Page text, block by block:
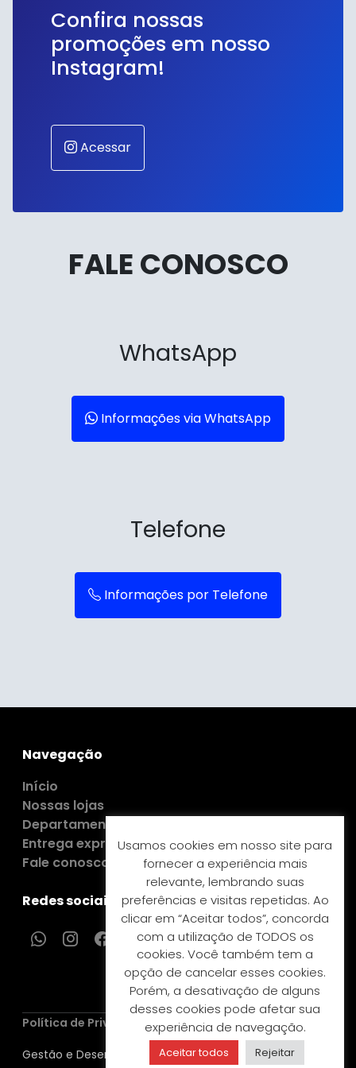
Confira nossas
promoções em nosso
Instagram!
Acessar
FALE CONOSCO
WhatsApp
Informações via WhatsApp
Telefone
Informações por Telefone
Navegação
Início
Nossas lojas
Departamentos
Entrega expressa
Fale conosco
Redes sociais e contatos
Política de Privacidade
Gestão e Desenvolvimento: GTech Virtual ©
Usamos cookies em nosso site para
fornecer a experiência mais
relevante, lembrando suas
preferências e visitas repetidas. Ao
clicar em “Aceitar todos”, concorda
com a utilização de TODOS os
cookies. Você também tem a
opção de cancelar esses cookies.
Porém, a desativação de alguns
desses cookies pode afetar sua
experiência de navegação.
Aceitar todos Rejeitar